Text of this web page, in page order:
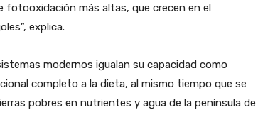
fotooxidación más altas, que crecen en el
explica.
modernos igualan su capacidad como
completo a la dieta, al mismo tiempo que se
pobres en nutrientes y agua de la península de